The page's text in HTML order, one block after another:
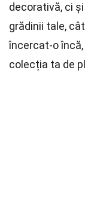
decorativă, ci
grădinii tale,
încercat-o
colecția ta de